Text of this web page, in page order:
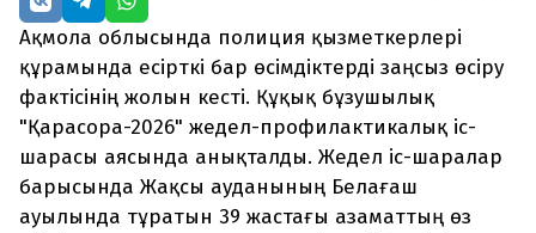
Ақмола облысында полиция қызметкерлері
құрамында есірткі бар өсімдіктерді заңсыз өсіру
фактісінің жолын кесті. Құқық бұзушылық
"Қарасора-2026" жедел-профилактикалық іс-
шарасы аясында анықталды. Жедел іс-шаралар
барысында Жақсы ауданының Белағаш
ауылында тұратын 39 жастағы азаматтың өз